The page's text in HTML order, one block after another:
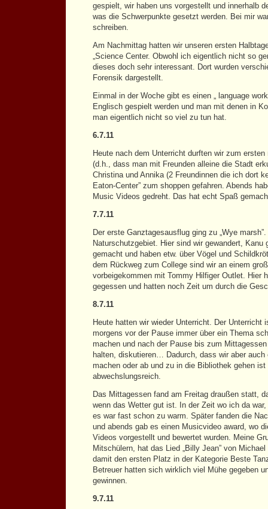
gespielt, wir haben uns vorgestellt und innerhalb
was die Schwerpunkte gesetzt werden. Bei mir
schreiben.
Am Nachmittag hatten wir unseren ersten
„Science Center. Obwohl ich eigentlich nicht so
dieses doch sehr interessant. Dort wurden
Forensik dargestellt.
Einmal in der Woche gibt es einen „ language
Englisch gespielt werden und man mit denen in
man eigentlich nicht so viel zu tun hat.
6.7.11
Heute nach dem Unterricht durften wir zum ersten
(d.h., dass man mit Freunden alleine die Stadt
Christina und Annika (2 Freundinnen die ich dort
Eaton-Center” zum shoppen gefahren. Abends
Music Videos gedreht. Das hat echt Spaß
7.7.11
Der erste Ganztagesausflug ging zu „Wye
Naturschutzgebiet. Hier sind wir gewandert, Kanu
gemacht und haben etw. über Vögel und
dem Rückweg zum College sind wir an einem
vorbeigekommen mit Tommy Hilfiger Outlet. Hier
gegessen und hatten noch Zeit um durch die
8.7.11
Heute hatten wir wieder Unterricht. Der Unterricht
morgens vor der Pause immer über ein Thema
machen und nach der Pause bis zum
halten, diskutieren… Dadurch, dass wir aber auch
machen oder ab und zu in die Bibliothek gehen
abwechslungsreich.
Das Mittagessen fand am Freitag draußen statt,
wenn das Wetter gut ist. In der Zeit wo ich da
es war fast schon zu warm. Später fanden die
und abends gab es einen Musicvideo award, wo
Videos vorgestellt und bewertet wurden. Meine
Mitschülern, hat das Lied „Billy Jean” von
damit den ersten Platz in der Kategorie Beste
Betreuer hatten sich wirklich viel Mühe gegeben
gewinnen.
9.7.11